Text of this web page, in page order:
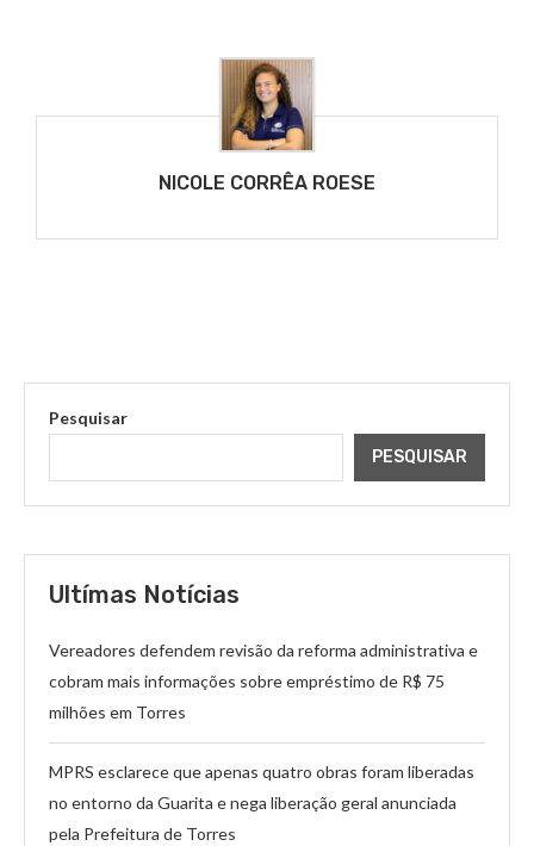
NICOLE CORRÊA ROESE
Pesquisar
PESQUISAR
Ultímas Notícias
Vereadores defendem revisão da reforma administrativa e
cobram mais informações sobre empréstimo de R$ 75
milhões em Torres
MPRS esclarece que apenas quatro obras foram liberadas
no entorno da Guarita e nega liberação geral anunciada
pela Prefeitura de Torres